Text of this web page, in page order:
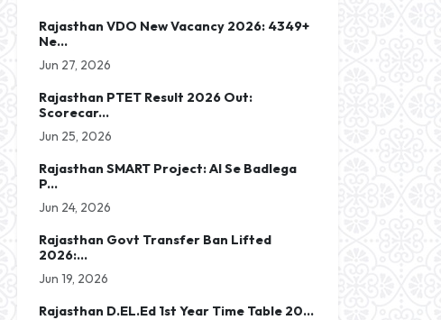
Rajasthan VDO New Vacancy 2026: 4349+
Ne...
Jun 27, 2026
Rajasthan PTET Result 2026 Out:
Scorecar...
Jun 25, 2026
Rajasthan SMART Project: AI Se Badlega
P...
Jun 24, 2026
Rajasthan Govt Transfer Ban Lifted
2026:...
Jun 19, 2026
Rajasthan D.EL.Ed 1st Year Time Table 20...